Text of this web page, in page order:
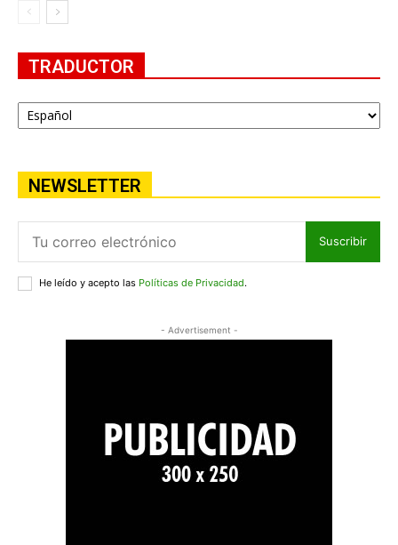
TRADUCTOR
NEWSLETTER
Suscribir
He leído y acepto las Políticas de Privacidad.
- Advertisement -